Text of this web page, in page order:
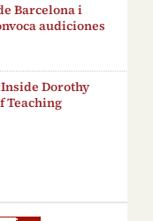
Barcelona i
audiciones
Dorothy
Teaching